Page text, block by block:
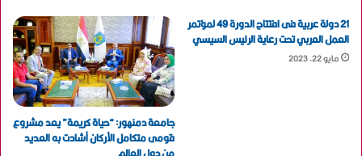
21 دولة عربية فى افتتاح الدورة 49 لمؤتمر
العمل العربي تحت رعاية الرئيس السيسي
مايو 22, 2023
جامعة دمنهور: “حياة كريمة” يعد مشروع
قومى متكامل الأركان أشادت به العديد